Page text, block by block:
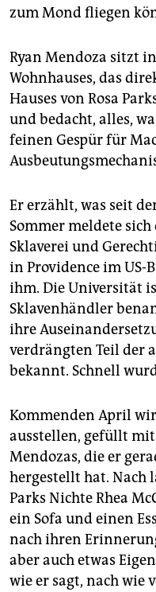
zum Mond fliegen
Ryan Mendoza sitzt
Wohnhauses, das
Hauses von Rosa
und bedacht, alles,
feinen Gespür für
Er erzählt, was seit
Sommer meldete
Sklaverei und
in Providence im US-
ihm. Die Universität
Sklavenhändler
ihre
verdrängten Teil der
bekannt. Schnell
Kommenden April
ausstellen, gefüllt
Mendozas, die er
hergestellt hat. Nach
Parks Nichte Rhea
ein Sofa und einen
nach ihren
aber auch etwas
wie er sagt, nach wie